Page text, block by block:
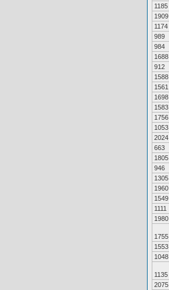
1185
1909
1174
989
984
1688
912
1588
1561
1698
1583
1756
1053
2024
663
1805
946
1305
1960
1549
1111
1980
1755
1553
1048
1135
2075